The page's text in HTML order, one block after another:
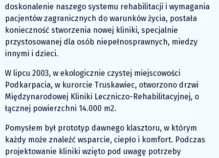
doskonalenie naszego systemu rehabilitacji i wymagania
pacjentów zagranicznych do warunków życia, postała
konieczność stworzenia nowej kliniki, specjalnie
przystosowanej dla osób niepełnosprawnych, miedzy
innymi i dzieci.
W lipcu 2003, w ekologicznie czystej miejscowości
Podkarpacia, w kurorcie Truskawiec, otworzono drzwi
Międzynarodowej Kliniki Leczniczo-Rehabilitacyjnej, o
łącznej powierzchni 14.000 m2.
Pomysłem był prototyp dawnego klasztoru, w którym
każdy może znaleźć wsparcie, ciepło i komfort. Podczas
projektowanie kliniki wzięto pod uwagę potrzeby